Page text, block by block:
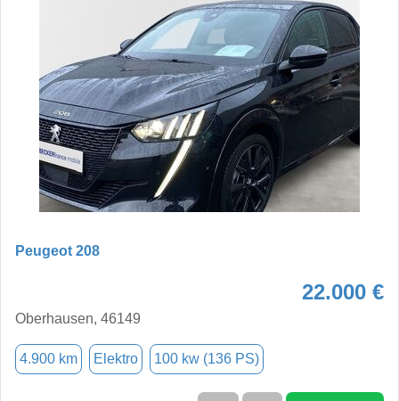
Peugeot 208
22.000 €
Oberhausen, 46149
4.900 km Elektro 100 kw (136 PS)